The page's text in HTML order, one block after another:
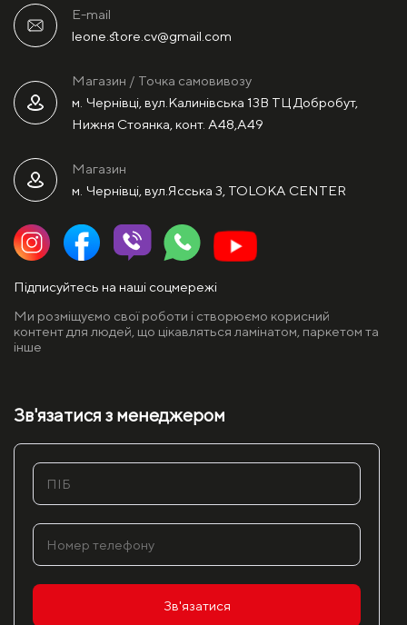
E-mail
leone.store.cv@gmail.com
Магазин / Точка самовивозу
м. Чернівці, вул.Калинівська 13В ТЦ Добробут,
Нижня Стоянка, конт. А48,А49
Магазин
м. Чернівці, вул.Ясська 3, TOLOKA CENTER
Підписуйтесь на наші соцмережі
Ми розміщуємо свої роботи і створюємо корисний
контент для людей, що цікавляться ламінатом, паркетом та
інше
Зв'язатися з менеджером
Зв'язатися